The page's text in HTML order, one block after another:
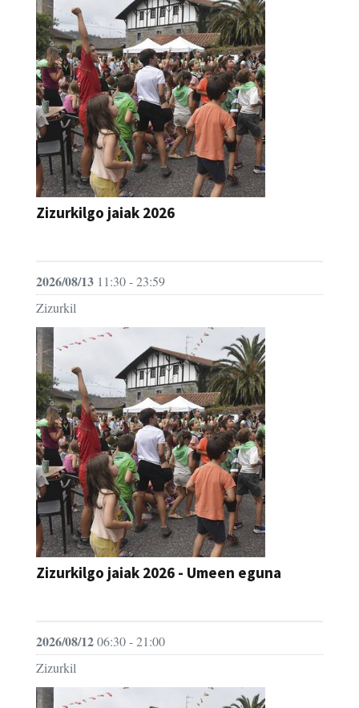
Zizurkilgo jaiak 2026
2026/08/13 11:30 - 23:59
Zizurkil
Zizurkilgo jaiak 2026 - Umeen eguna
2026/08/1206:30 - 21:00
Zizurkil